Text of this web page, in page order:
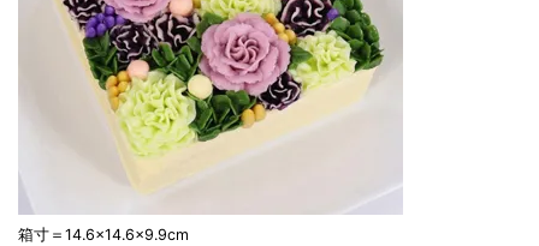
箱寸＝14.6×14.6×9.9cm